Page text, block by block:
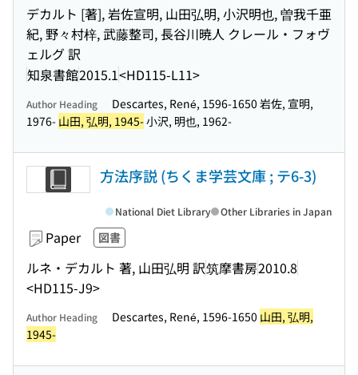
デカルト [著], 岩佐宣明, 山田弘明, 小沢明也, 曽我千亜
紀, 野々村梓, 武藤整司, 長谷川暁人 クレール・フォヴ
ェルグ 訳
知泉書館2015.1<HD115-L11>
Author Heading
Descartes, René, 1596-1650 岩佐, 宣明,
1976- 山田, 弘明, 1945-小沢, 明也, 1962-
方法序説 (ちくま学芸文庫 ; テ6-3)
Paper 図書
ルネ・デカルト 著, 山田弘明 訳筑摩書房2010.8
<HD115-J9>
National Diet Library Other Libraries in Japan
Author Heading Descartes, René, 1596-1650 山田, 弘明,
1945-